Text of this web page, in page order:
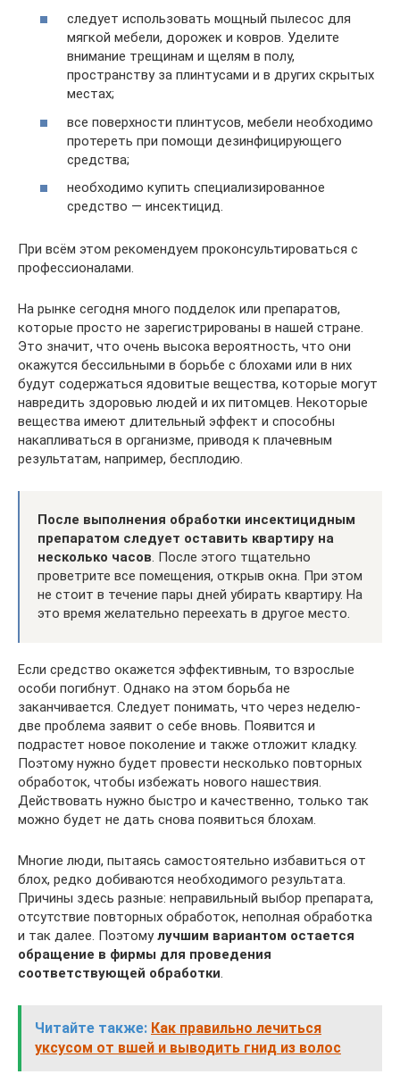
следует использовать мощный пылесос для
мягкой мебели, дорожек и ковров. Уделите
внимание трещинам и щелям в полу,
пространству за плинтусами и в других скрытых
местах;
все поверхности плинтусов, мебели необходимо
протереть при помощи дезинфицирующего
средства;
необходимо купить специализированное
средство — инсектицид.
При всём этом рекомендуем проконсультироваться с
профессионалами.
На рынке сегодня много подделок или препаратов,
которые просто не зарегистрированы в нашей стране.
Это значит, что очень высока вероятность, что они
окажутся бессильными в борьбе с блохами или в них
будут содержаться ядовитые вещества, которые могут
навредить здоровью людей и их питомцев. Некоторые
вещества имеют длительный эффект и способны
накапливаться в организме, приводя к плачевным
результатам, например, бесплодию.
После выполнения обработки инсектицидным
препаратом следует оставить квартиру на
несколько часов. После этого тщательно
проветрите все помещения, открыв окна. При этом
не стоит в течение пары дней убирать квартиру. На
это время желательно переехать в другое место.
Если средство окажется эффективным, то взрослые
особи погибнут. Однако на этом борьба не
заканчивается. Следует понимать, что через неделю-
две проблема заявит о себе вновь. Появится и
подрастет новое поколение и также отложит кладку.
Поэтому нужно будет провести несколько повторных
обработок, чтобы избежать нового нашествия.
Действовать нужно быстро и качественно, только так
можно будет не дать снова появиться блохам.
Многие люди, пытаясь самостоятельно избавиться от
блох, редко добиваются необходимого результата.
Причины здесь разные: неправильный выбор препарата,
отсутствие повторных обработок, неполная обработка
и так далее. Поэтомулучшим вариантом остается
обращение в фирмы для проведения
соответствующей обработки.
Читайте также: Как правильно лечиться
уксусом от вшей и выводить гнид из волос